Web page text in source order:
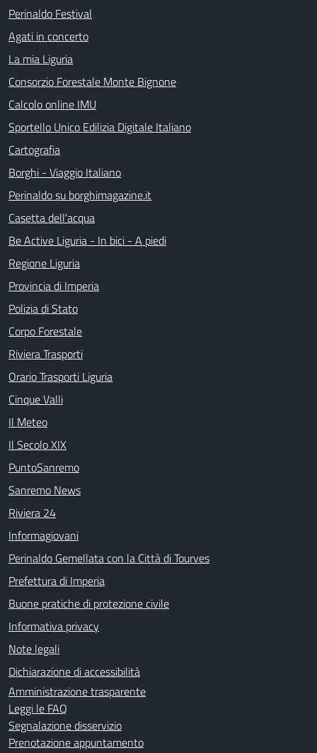
Perinaldo Festival
Agati in concerto
La mia Liguria
Consorzio Forestale Monte Bignone
Calcolo online IMU
Sportello Unico Edilizia Digitale Italiano
Cartografia
Borghi - Viaggio Italiano
Perinaldo su borghimagazine.it
Casetta dell'acqua
Be Active Liguria - In bici - A piedi
Regione Liguria
Provincia di Imperia
Polizia di Stato
Corpo Forestale
Riviera Trasporti
Orario Trasporti Liguria
Cinque Valli
Il Meteo
Il Secolo XIX
PuntoSanremo
Sanremo News
Riviera 24
Informagiovani
Perinaldo Gemellata con la Città di Tourves
Prefettura di Imperia
Buone pratiche di protezione civile
Informativa privacy
Note legali
Dichiarazione di accessibilità
Amministrazione trasparente
Leggi le FAQ
Segnalazione disservizio
Prenotazione appuntamento